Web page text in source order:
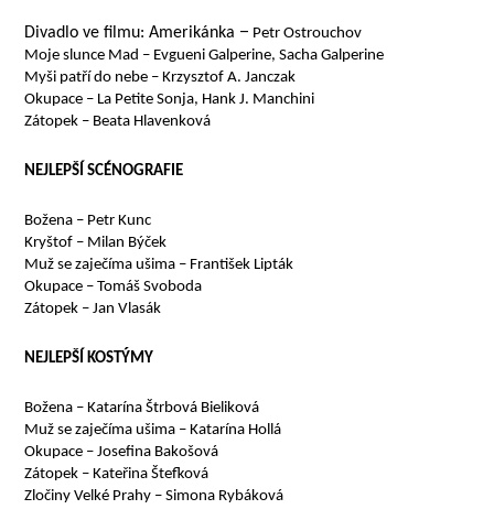
Divadlo ve filmu: Amerikánka – Petr Ostrouchov
Moje slunce Mad – Evgueni Galperine, Sacha Galperine
Myši patří do nebe – Krzysztof A. Janczak
Okupace – La Petite Sonja, Hank J. Manchini
Zátopek – Beata Hlavenková
NEJLEPŠÍ SCÉNOGRAFIE
Božena – Petr Kunc
Kryštof – Milan Býček
Muž se zaječíma ušima – František Lipták
Okupace – Tomáš Svoboda
Zátopek – Jan Vlasák
NEJLEPŠÍ KOSTÝMY
Božena – Katarína Štrbová Bieliková
Muž se zaječíma ušima – Katarína Hollá
Okupace – Josefina Bakošová
Zátopek – Kateřina Štefková
Zločiny Velké Prahy – Simona Rybáková